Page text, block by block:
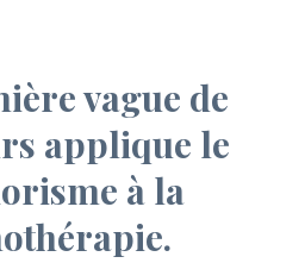
vague de
applique le
à la